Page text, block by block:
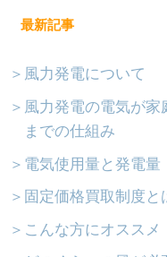
最新記事
＞風力発電について
＞風力発電の電気が家
までの仕組み
＞電気使用量と発電量
＞固定価格買取制度と
＞こんな方にオススメ